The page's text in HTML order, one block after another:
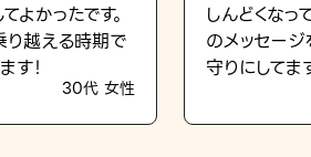
よかったです。
越える時期で
す！
30代 女性
しんどくなっ
のメッセー
守りにしてま